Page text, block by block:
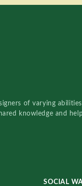
of varying
knowledge and
SOCIAL